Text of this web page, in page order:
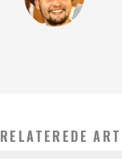
RELATEREDE